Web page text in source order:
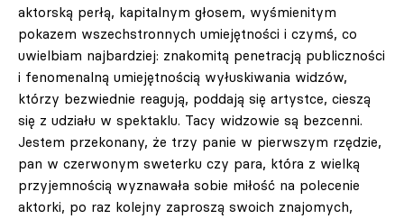
aktorską perłą, kapitalnym głosem, wyśmienitym
pokazem wszechstronnych umiejętności i czymś, co
uwielbiam najbardziej: znakomitą penetracją publiczności
i fenomenalną umiejętnością wyłuskiwania widzów,
którzy bezwiednie reagują, poddają się artystce, cieszą
się z udziału w spektaklu. Tacy widzowie są bezcenni.
Jestem przekonany, że trzy panie w pierwszym rzędzie,
pan w czerwonym sweterku czy para, która z wielką
przyjemnością wyznawała sobie miłość na polecenie
aktorki, po raz kolejny zaproszą swoich znajomych,